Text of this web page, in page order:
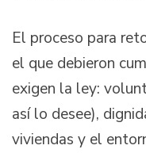
El proceso para
el que debieron
exigen la ley:
así lo desee),
viviendas y el